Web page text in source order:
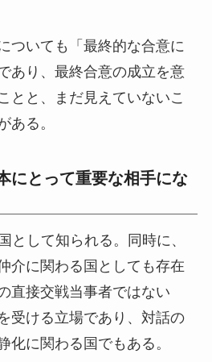
ついても「最終的な合意に
あり、最終合意の成立を意
とと、まだ見えていないこ
ある。
にとって重要な相手にな
として知られる。同時に、
介に関わる国としても存在
直接交戦当事者ではない
受ける立場であり、対話の
化に関わる国でもある。